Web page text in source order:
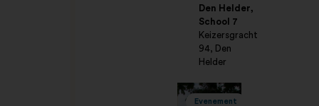
Den Helder,
School 7
Keizersgracht
94, Den
Helder
Evenement